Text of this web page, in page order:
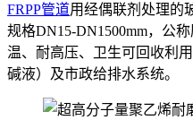
FRPP管道用经偶联剂处理的
规格DN15-DN1500mm，公
温、耐高压、卫生可回收利
碱液）及市政给排水系统。